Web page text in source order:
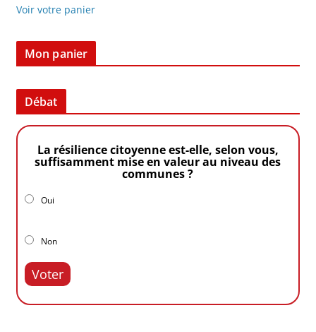
Voir votre panier
Mon panier
Débat
La résilience citoyenne est-elle, selon vous,
suffisamment mise en valeur au niveau des
communes ?
Oui
Non
Voter